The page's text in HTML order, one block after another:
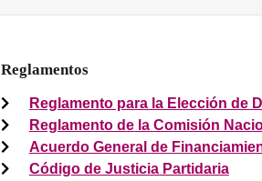
Reglamentos
Reglamento para la Elección de
Reglamento de la Comisión
Acuerdo General de
Código de Justicia Partidaria